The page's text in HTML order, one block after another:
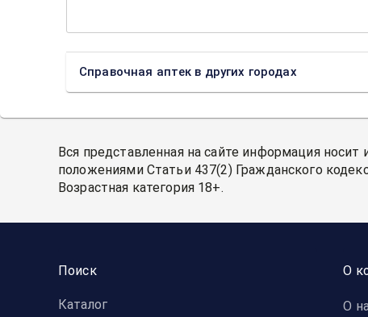
Справочная аптек в других городах
Вся представленная на сайте информация
положениями Статьи 437(2) Гражданского
Возрастная категория 18+.
Поиск
Каталог
О
О